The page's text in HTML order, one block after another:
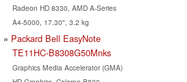
Radeon HD 8330, AMD A-Series
A4-5000, 17.30", 3.2 kg
Packard Bell EasyNote
TE11HC-B8308G50Mnks
Graphics Media Accelerator (GMA)